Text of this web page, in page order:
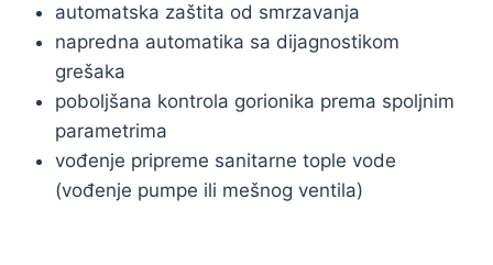
automatska zaštita od smrzavanja
napredna automatika sa dijagnostikom
grešaka
poboljšana kontrola gorionika prema spoljnim
parametrima
vođenje pripreme sanitarne tople vode
(vođenje pumpe ili mešnog ventila)